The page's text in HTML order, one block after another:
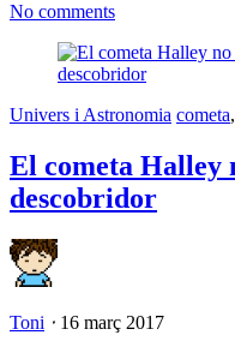
No comments
Univers i Astronomia cometa,
El cometa Halley
descobridor
Toni ⋅ 16 març 2017